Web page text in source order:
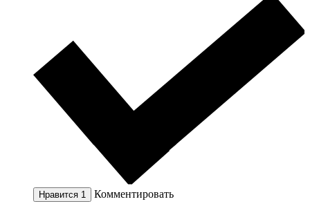
Нравится 1 Комментировать